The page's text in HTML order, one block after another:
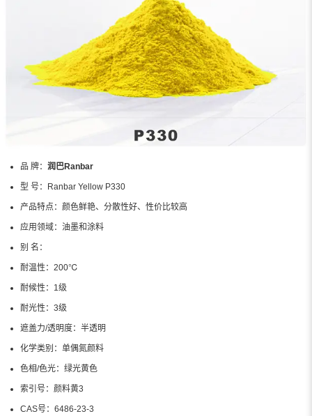
品 牌： 润巴Ranbar
型 号： Ranbar Yellow P330
产品特点： 颜色鲜艳、分散性好、性价比较高
应用领域： 油墨和涂料
别 名：
耐温性： 200℃
耐候性： 1级
耐光性： 3级
遮盖力/透明度： 半透明
化学类别： 单偶氮颜料
色相/色光： 绿光黄色
索引号： 颜料黄3
CAS号： 6486-23-3